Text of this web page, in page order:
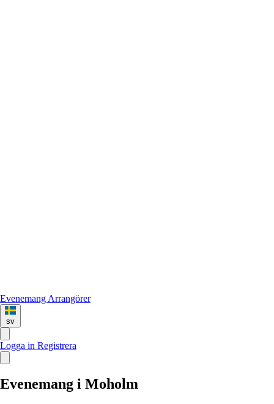
Evenemang Arrangörer
sv
Logga in Registrera
Evenemang i Moholm